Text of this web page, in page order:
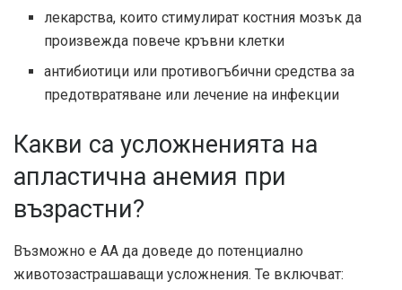
лекарства, които стимулират костния мозък да
произвежда повече кръвни клетки
антибиотици или противогъбични средства за
предотвратяване или лечение на инфекции
Какви са усложненията на
апластична анемия при
възрастни?
Възможно е АА да доведе до потенциално
животозастрашаващи усложнения. Те включват: